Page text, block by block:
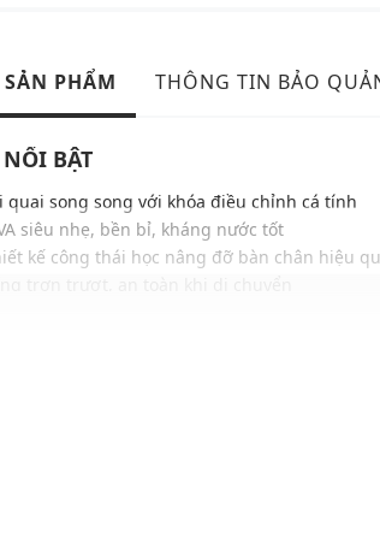
PHẨM THÔNG TIN BẢO
BẬT
quai song song với khóa điều chỉnh cá tính
siêu nhẹ, bền bỉ, kháng nước tốt
kế công thái học nâng đỡ bàn chân hiệu